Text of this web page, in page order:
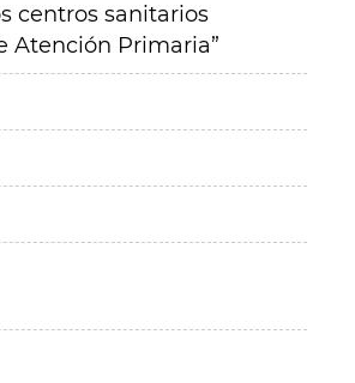
centros sanitarios
Atención Primaria”